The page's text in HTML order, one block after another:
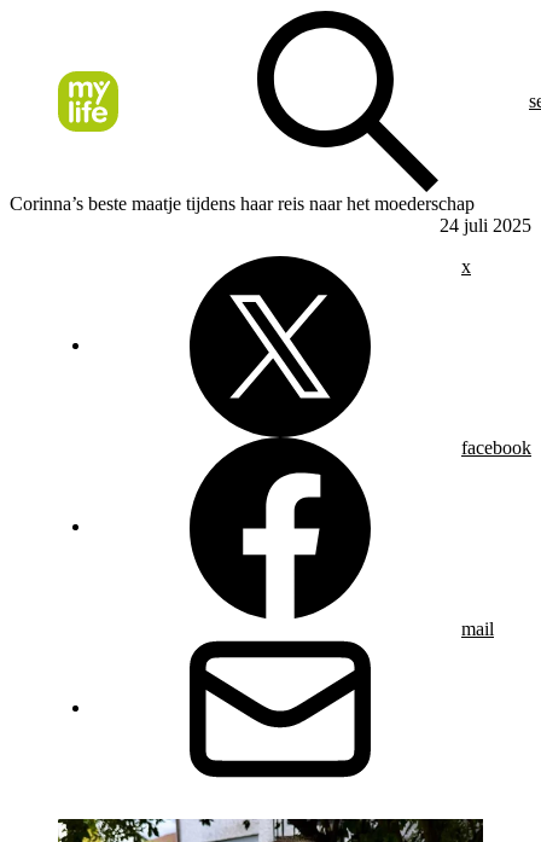
Corinna’s beste maatje tijdens haar reis naar het moederschap
24 juli 2025
x
facebook
mail